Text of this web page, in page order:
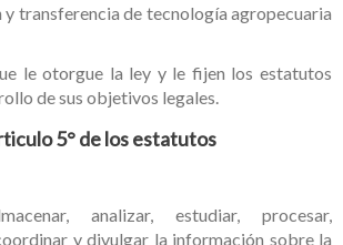
y transferencia de tecnología agropecuaria
le otorgue la ley y le fijen los estatutos
de sus objetivos legales.
5° de los estatutos
analizar, estudiar, procesar,
y divulgar la información sobre la